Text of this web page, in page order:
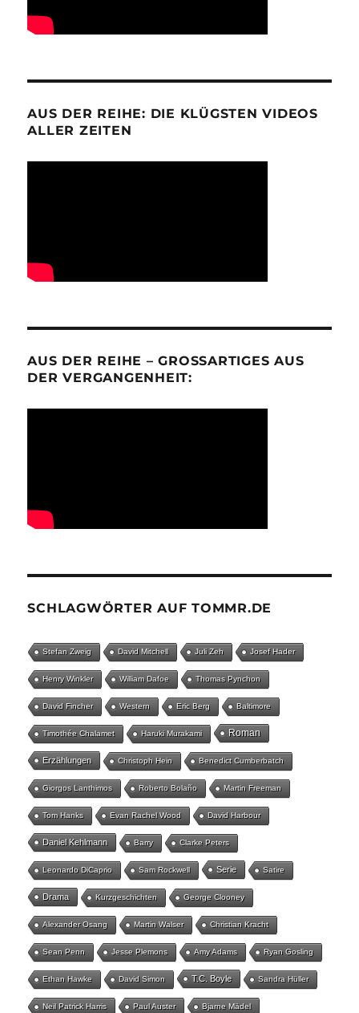
AUS DER REIHE: DIE KLÜGSTEN VIDEOS
ALLER ZEITEN
AUS DER REIHE – GROSSARTIGES AUS D
ER VERGANGENHEIT:
SCHLAGWÖRTER AUF TOMMR.DE
Stefan Zweig David Mitchell Juli Zeh Josef Hader
Henry Winkler William Dafoe Thomas Pynchon
David Fincher Western Eric Berg Baltimore
Timothée Chalamet Haruki Murakami Roman
Erzählungen Christoph Hein Benedict Cumberbatch
Giorgos Lanthimos Roberto Bolaño Martin Freeman
Tom Hanks Evan Rachel Wood David Harbour
Daniel Kehlmann Barry Clarke Peters
Leonardo DiCaprio Sam Rockwell Serie Satire
Drama Kurzgeschichten George Clooney
Alexander Osang Martin Walser Christian Kracht
Sean Penn Jesse Plemons Amy Adams Ryan Gosling
Ethan Hawke David Simon T.C. Boyle Sandra Hüller
Neil Patrick Harris Paul Auster Bjarne Mädel